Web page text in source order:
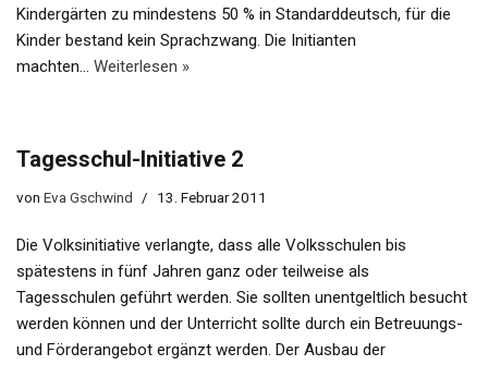
Kindergärten zu mindestens 50 % in Standarddeutsch, für die
Kinder bestand kein Sprachzwang. Die Initianten
machten… Weiterlesen »
Tagesschul-Initiative 2
von Eva Gschwind 13. Februar 2011
Die Volksinitiative verlangte, dass alle Volksschulen bis
spätestens in fünf Jahren ganz oder teilweise als
Tagesschulen geführt werden. Sie sollten unentgeltlich besucht
werden können und der Unterricht sollte durch ein Betreuungs-
und Förderangebot ergänzt werden. Der Ausbau der